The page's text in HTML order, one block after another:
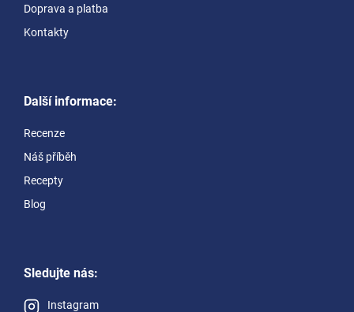
Doprava a platba
Kontakty
Další informace:
Recenze
Náš příběh
Recepty
Blog
Sledujte nás:
Instagram